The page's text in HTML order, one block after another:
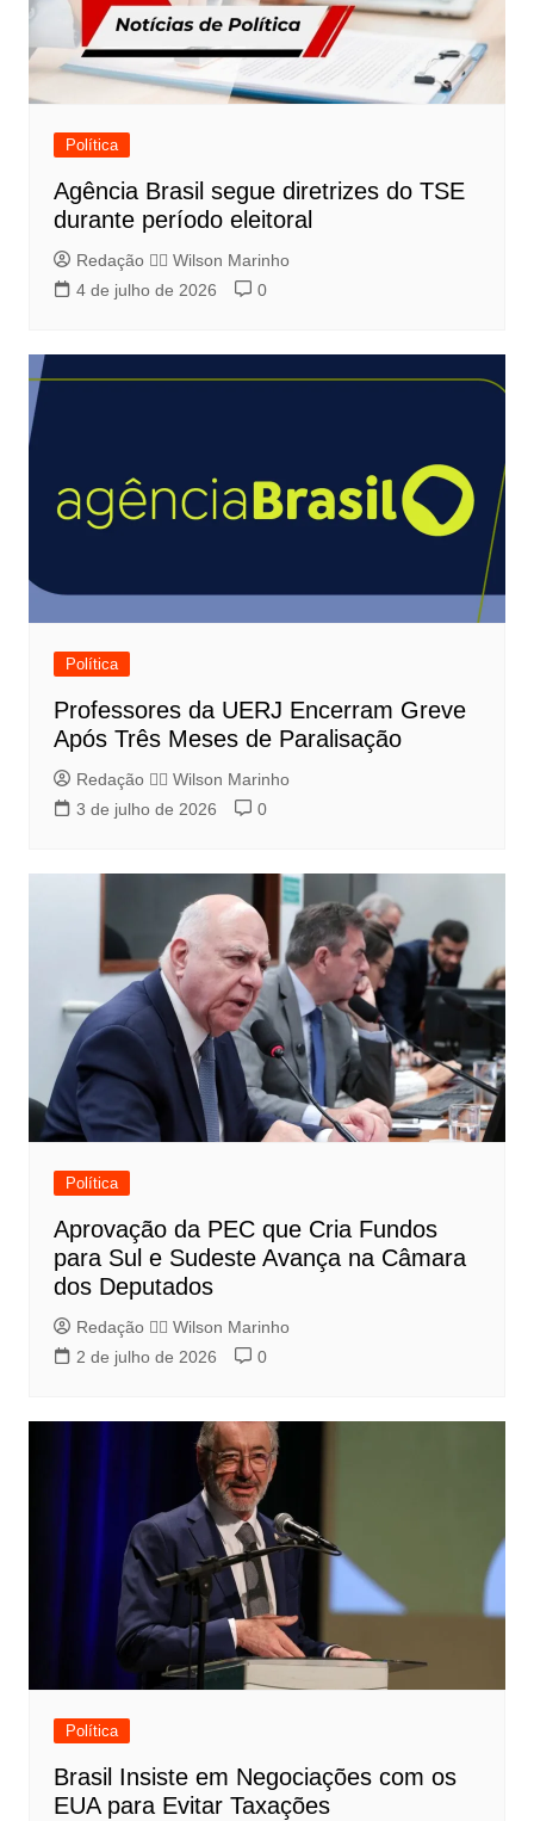
Política
Agência Brasil segue diretrizes do TSE
durante período eleitoral
Redação 👨‍⚖️​ Wilson Marinho
4 de julho de 2026
0
Política
Professores da UERJ Encerram Greve
Após Três Meses de Paralisação
Redação 👨‍⚖️​ Wilson Marinho
3 de julho de 2026
0
Política
Aprovação da PEC que Cria Fundos
para Sul e Sudeste Avança na Câmara
dos Deputados
Redação 👨‍⚖️​ Wilson Marinho
2 de julho de 2026
0
Política
Brasil Insiste em Negociações com os
EUA para Evitar Taxações